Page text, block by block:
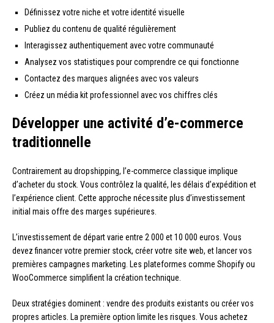
Définissez votre niche et votre identité visuelle
Publiez du contenu de qualité régulièrement
Interagissez authentiquement avec votre communauté
Analysez vos statistiques pour comprendre ce qui fonctionne
Contactez des marques alignées avec vos valeurs
Créez un média kit professionnel avec vos chiffres clés
Développer une activité d’e-commerce
traditionnelle
Contrairement au dropshipping, l’e-commerce classique implique
d’acheter du stock. Vous contrôlez la qualité, les délais d’expédition et
l’expérience client. Cette approche nécessite plus d’investissement
initial mais offre des marges supérieures.
L’investissement de départ varie entre 2 000 et 10 000 euros. Vous
devez financer votre premier stock, créer votre site web, et lancer vos
premières campagnes marketing. Les plateformes comme Shopify ou
WooCommerce simplifient la création technique.
Deux stratégies dominent : vendre des produits existants ou créer vos
propres articles. La première option limite les risques. Vous achetez